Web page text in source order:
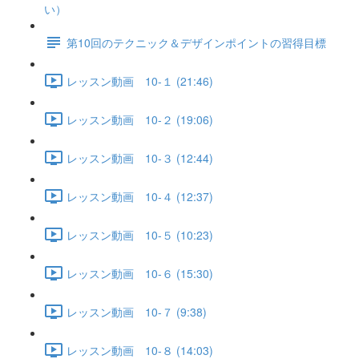
い）
第10回のテクニック＆デザインポイントの習得目標
レッスン動画 10-１ (21:46)
レッスン動画 10-２ (19:06)
レッスン動画 10-３ (12:44)
レッスン動画 10-４ (12:37)
レッスン動画 10-５ (10:23)
レッスン動画 10-６ (15:30)
レッスン動画 10-７ (9:38)
レッスン動画 10-８ (14:03)